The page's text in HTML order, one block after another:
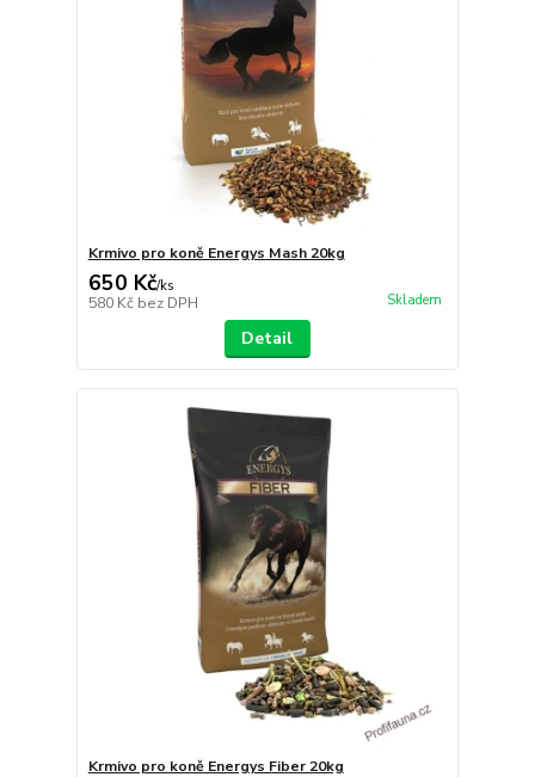
Krmivo pro koně Energys Mash 20kg
650 Kč/ks
580 Kč bez DPH Skladem
Detail
Krmivo pro koně Energys Fiber 20kg